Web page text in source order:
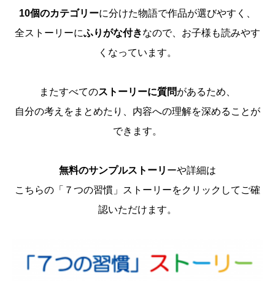
10個のカテゴリーに分けた物語で作品が選びやすく、
全ストーリーにふりがな付きなので、お子様も読みやす
くなっています。
またすべてのストーリーに質問があるため、
自分の考えをまとめたり、内容への理解を深めることが
できます。
無料のサンプルストーリ ーや詳細は
こちらの「７つの習慣」ストーリーをクリックしてご確
認いただけます。